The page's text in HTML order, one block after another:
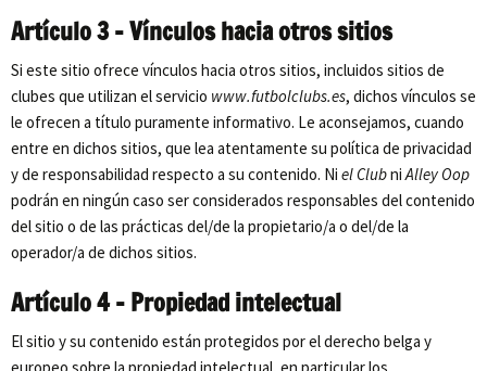
Artículo 3 – Vínculos hacia otros sitios
Si este sitio ofrece vínculos hacia otros sitios, incluidos sitios de
clubes que utilizan el servicio www.futbolclubs.es, dichos vínculos se
le ofrecen a título puramente informativo. Le aconsejamos, cuando
entre en dichos sitios, que lea atentamente su política de privacidad
y de responsabilidad respecto a su contenido. Ni el ClubniAlley Oop
podrán en ningún caso ser considerados responsables del contenido
del sitio o de las prácticas del/de la propietario/a o del/de la
operador/a de dichos sitios.
Artículo 4 – Propiedad intelectual
El sitio y su contenido están protegidos por el derecho belga y